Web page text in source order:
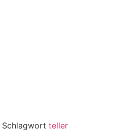
Schlagwort teller